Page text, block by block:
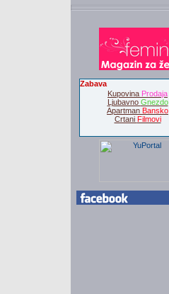
Zabava
Kupovina Prodaja
Ljubavno Gnezdo
Apartman Bansko
Crtani Filmovi